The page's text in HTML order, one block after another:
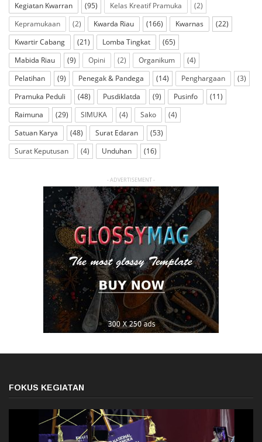
Kegiatan Kwarran
(95) Kelas Kreatif Pramuka
(2)
Kepramukaan
(2) Kwarda Riau (166) Kwarnas
(22)
Kwartir Cabang
(21) Lomba Tingkat
(65)
Mabida Riau
(9) Opini (2) Organikum
(4)
Pelatihan
(9) Penegak & Pandega (14) Penghargaan
(3)
Pramuka Peduli
(48) Pusdiklatda (9) Pusinfo
(11)
Raimuna
(29) SIMUKA (4) Sako
(4)
Satuan Karya
(48) Surat Edaran
(53)
Surat Keputusan
(4) Unduhan (16)
- ADVERTISEMENT -
FOKUS KEGIATAN